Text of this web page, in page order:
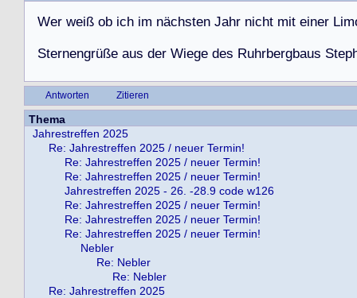
Wer weiß ob ich im nächsten Jahr nicht mit einer Lim
Sternengrüße aus der Wiege des Ruhrbergbaus Step
Antworten Zitieren
Thema
Jahrestreffen 2025
Re: Jahrestreffen 2025 / neuer Termin!
Re: Jahrestreffen 2025 / neuer Termin!
Re: Jahrestreffen 2025 / neuer Termin!
Jahrestreffen 2025 - 26. -28.9 code w126
Re: Jahrestreffen 2025 / neuer Termin!
Re: Jahrestreffen 2025 / neuer Termin!
Re: Jahrestreffen 2025 / neuer Termin!
Nebler
Re: Nebler
Re: Nebler
Re: Jahrestreffen 2025